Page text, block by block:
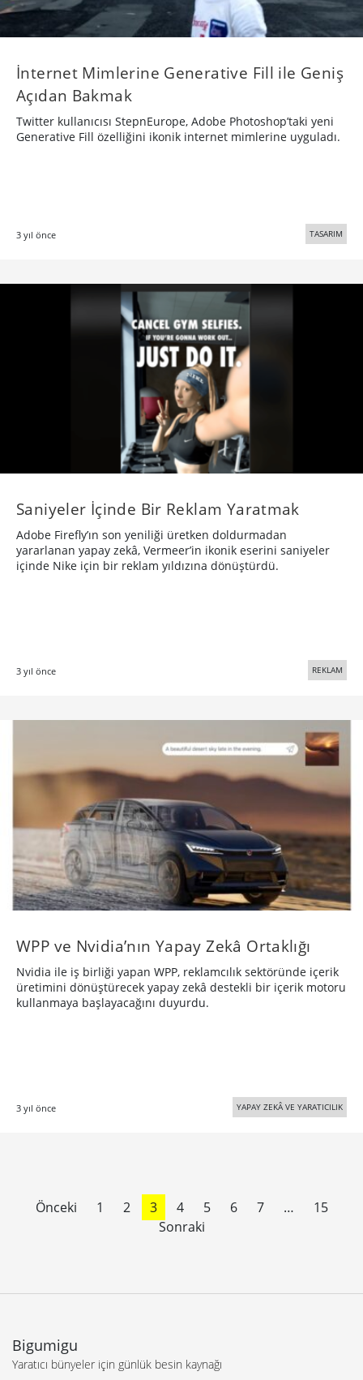
İnternet Mimlerine Generative Fill ile Geniş
Açıdan Bakmak
Twitter kullanıcısı StepnEurope, Adobe Photoshop’taki yeni
Generative Fill özelliğini ikonik internet mimlerine uyguladı.
3 yıl önce TASARIM
Saniyeler İçinde Bir Reklam Yaratmak
Adobe Firefly’ın son yeniliği üretken doldurmadan
yararlanan yapay zekâ, Vermeer’in ikonik eserini saniyeler
içinde Nike için bir reklam yıldızına dönüştürdü.
3 yıl önce REKLAM
WPP ve Nvidia’nın Yapay Zekâ Ortaklığı
Nvidia ile iş birliği yapan WPP, reklamcılık sektöründe içerik
üretimini dönüştürecek yapay zekâ destekli bir içerik motoru
kullanmaya başlayacağını duyurdu.
3 yıl önce YAPAY ZEKÂ VE YARATICILIK
Önceki 1 2 3 4 5 6 7 …
15
Sonraki
Bigumigu
Yaratıcı bünyeler için günlük besin kaynağı